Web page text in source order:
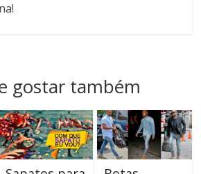
gostar também